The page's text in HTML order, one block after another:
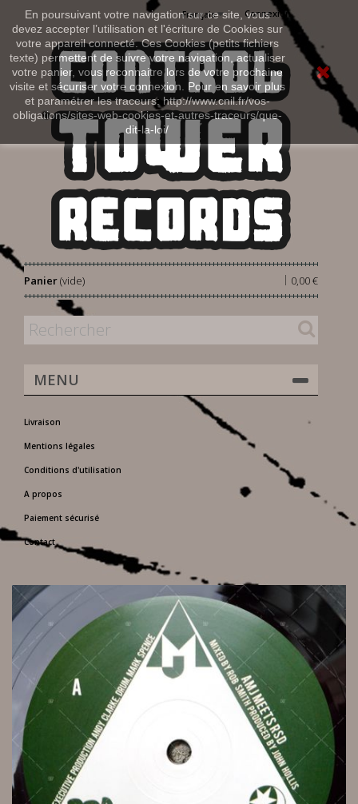
En poursuivant votre navigation sur ce site, vous
devez accepter l’utilisation et l'écriture de Cookies sur
votre appareil connecté. Ces Cookies (petits fichiers
texte) permettent de suivre votre navigation, actualiser
votre panier, vous reconnaitre lors de votre prochaine
visite et sécuriser votre connexion. Pour en savoir plus
et paramétrer les traceurs: http://www.cnil.fr/vos-
obligations/sites-web-cookies-et-autres-traceurs/que-
dit-la-loi/
Connexion
Français
Panier 0,00 €
|
(vide)
MENU
Livraison
Mentions légales
Conditions d'utilisation
A propos
Paiement sécurisé
Contact